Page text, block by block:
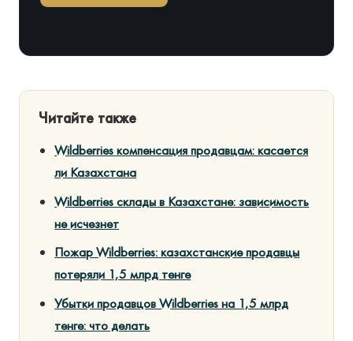
Читайте также
Wildberries компенсация продавцам: касается
ли Казахстана
Wildberries склады в Казахстане: зависимость
не исчезнет
Пожар Wildberries: казахстанские продавцы
потеряли 1,5 млрд тенге
Убытки продавцов Wildberries на 1,5 млрд
тенге: что делать